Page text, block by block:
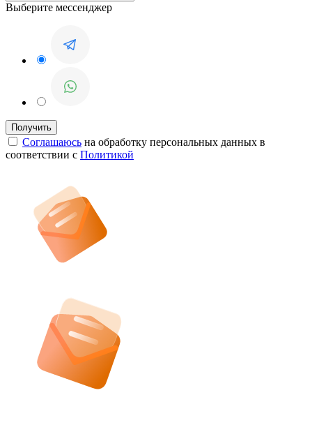
Выберите мессенджер
Соглашаюсь на обработку персональных данных в
соответствии с Политикой